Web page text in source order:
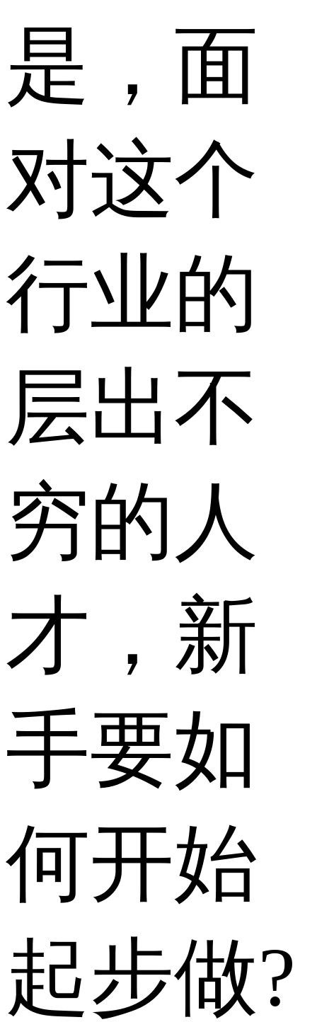
是，面
对这个
行业的
层出不
穷的人
才，新
手要如
何开始
起步做?